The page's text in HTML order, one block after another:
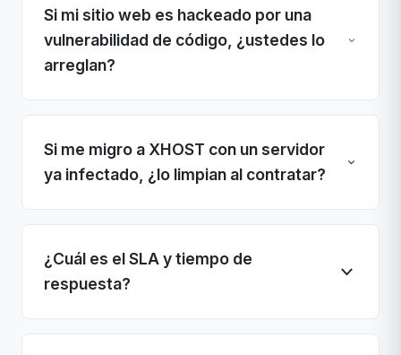
Si mi sitio web es hackeado por una
vulnerabilidad de código, ¿ustedes lo
arreglan?
Si me migro a XHOST con un servidor
ya infectado, ¿lo limpian al contratar?
¿Cuál es el SLA y tiempo de
respuesta?